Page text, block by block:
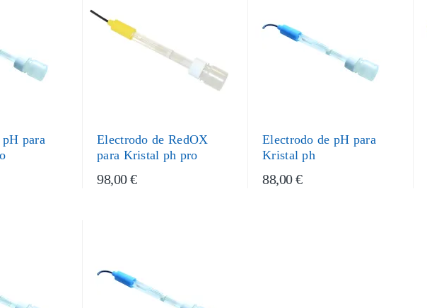
para
Electrodo de RedOX
para Kristal ph pro
98,00 €
Electrodo de pH para
Kristal ph
88,00 €